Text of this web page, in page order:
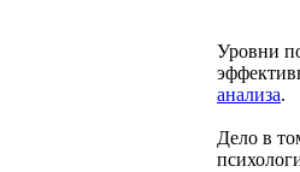
Уровни
анализа.
Дело в